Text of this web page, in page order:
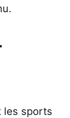
les sports